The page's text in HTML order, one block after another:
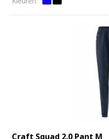
Craft Squad 2.0 Pant M